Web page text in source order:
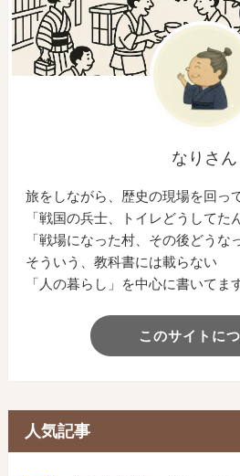
なりさん
旅をしながら、歴史の現場を回っ
「戦国の兵士、トイレどうしてた
「戦場になった村、その後どうな
そういう、教科書には載らない
「人の暮らし」を中心に書いてま
このサイトに
人気記事